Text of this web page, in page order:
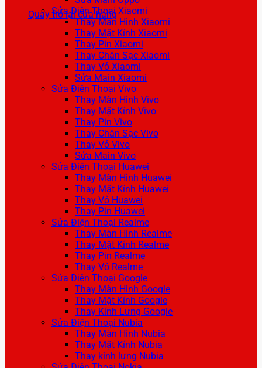
Quay trở lại cửa hàng
Sửa Điện Thoại Xiaomi
Thay Màn Hình Xiaomi
Thay Mặt Kính Xiaomi
Thay Pin Xiaomi
Thay Chân Sạc Xiaomi
Thay Vỏ Xiaomi
Sửa Main Xiaomi
Sửa Điện Thoại Vivo
Thay Màn Hình Vivo
Thay Mặt Kính Vivo
Thay Pin Vivo
Thay Chân Sạc Vivo
Thay Vỏ Vivo
Sửa Main Vivo
Sửa Điện Thoại Huawei
Thay Màn Hình Huawei
Thay Mặt Kính Huawei
Thay Vỏ Huawei
Thay Pin Huawei
Sửa Điện Thoại Realme
Thay Màn Hình Realme
Thay Mặt Kính Realme
Thay Pin Realme
Thay Vỏ Realme
Sửa Điện Thoại Google
Thay Màn Hình Google
Thay Mặt Kính Google
Thay Kính Lưng Google
Sửa Điện Thoại Nubia
Thay Màn Hình Nubia
Thay Mặt Kính Nubia
Thay kính lưng Nubia